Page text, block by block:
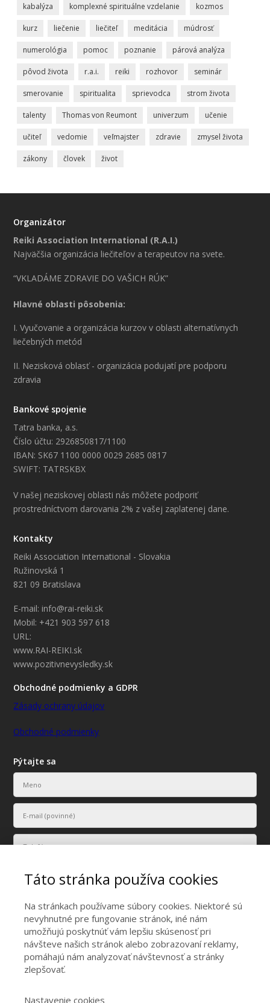
kabalýza komplexné spirituálne vzdelanie kozmos
kurz liečenie liečiteľ meditácia múdrosť
numerológia pomoc poznanie párová analýza
pôvod života r.a.i. reiki rozhovor seminár
smerovanie spiritualita sprievodca strom života
talenty Thomas von Reumont univerzum učenie
učiteľ vedomie veľmajster zdravie zmysel života
zákony človek život
Organizátor
Reiki Association International (R.A.I.)
Najväčšia organizácia liečiteľov a terapeutov na svete.
“VKLADÁME ZDRAVIE DO VAŠICH RÚK”
Hlavné oblasti pôsobenia:
I. Vyučovanie a organizácia kurzov v oblasti alternatívnych
liečebných metód
II. Nezisková oblasť - organizácia podujatí pre podporu
zdravia
Bankové spojenie
Tatra banka, a.s.
Číslo účtu: 2926850817/1100
IBAN: SK67 1100 0000 0029 2685 0817
SWIFT: TATRSKBX
V našej neziskovej oblasti nás môžete podporiť
prostredníctvom darovania 2% z vašej zaplatenej dane.
Kontakty
Reiki Association International - Slovakia
Ružinovská 1
821 09 Bratislava
E-mail: info@rai-reiki.sk
Mobil: +421 903 597 618
URL:
www.RAI-REIKI.sk
www.pozitivnevysledky.sk
Obchodné podmienky a GDPR
Zásady ochrany údajov
Obchodné podmienky
Pýtajte sa
Vaše osobné údaje budú použité len na účely vyriešenia vášho
dopytu.
Táto stránka používa cookies
Na stránkach používame súbory cookies. Niektoré sú
nevyhnutné pre fungovanie stránok, iné nám
umožňujú poskytnúť vám lepšiu skúsenosť pri
návšteve našich stránok alebo zobrazovaní reklamy,
pomáhajú nám analyzovať návštevnosť a stránky
zlepšovať.
Nastavenie cookies